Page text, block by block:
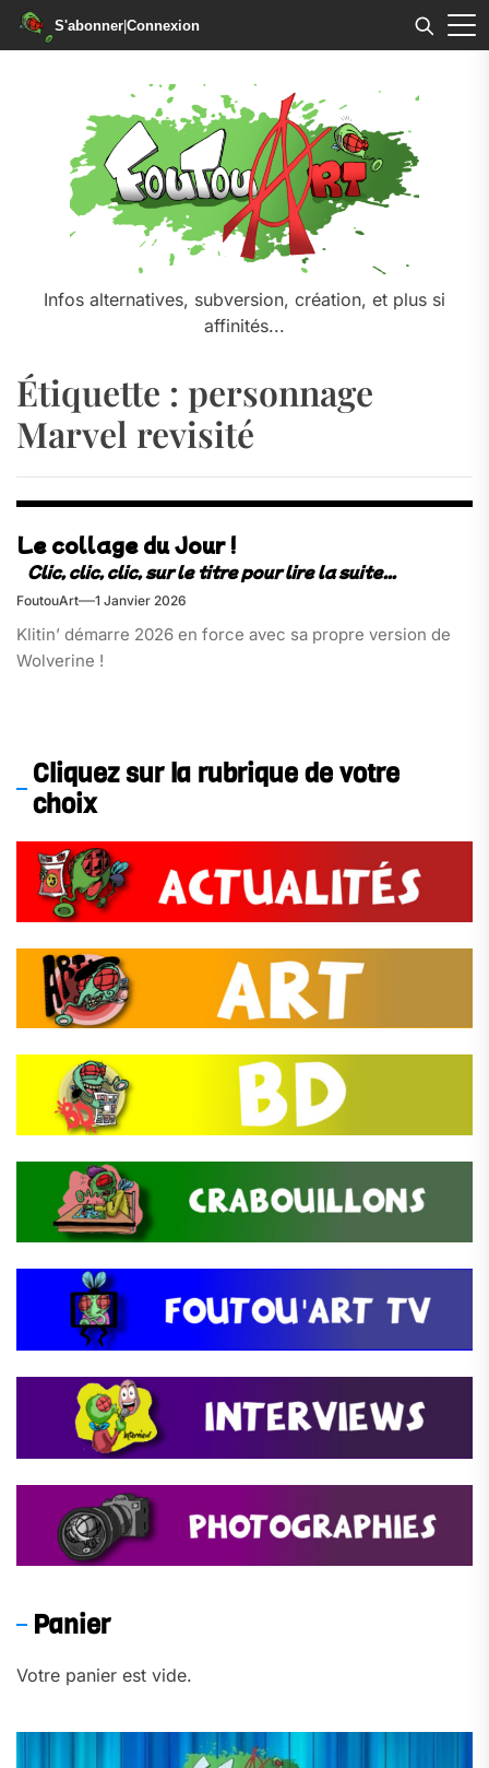
S'abonner|Connexion
Infos alternatives, subversion, création, et plus si
affinités...
Étiquette : personnage
Marvel revisité
Le collage du Jour !
FoutouArt 1 Janvier 2026
Klitin’ démarre 2026 en force avec sa propre version de
Wolverine !
Cliquez sur la rubrique de votre
choix
Panier
Votre panier est vide.